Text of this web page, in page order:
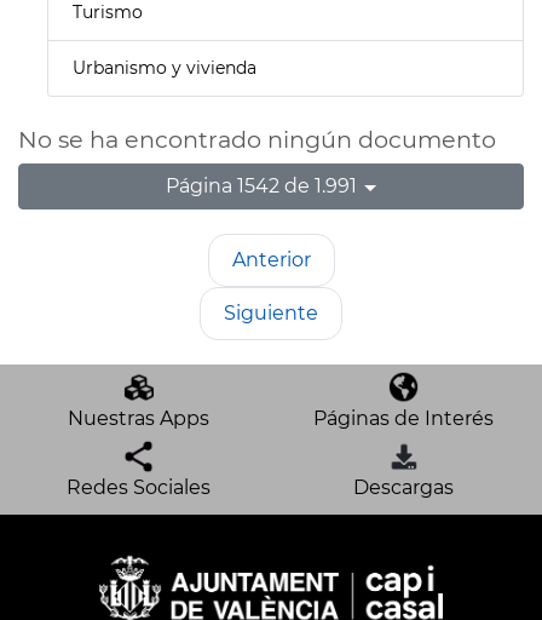
Turismo
Urbanismo y vivienda
No se ha encontrado ningún documento
Página 1542 de 1.991
Anterior
Siguiente
Nuestras Apps Páginas de Interés
Redes Sociales Descargas